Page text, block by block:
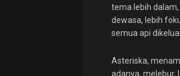
tema lebih dalam,
dewasa, lebih
semua api
Asteriska,
adanya, melebur,